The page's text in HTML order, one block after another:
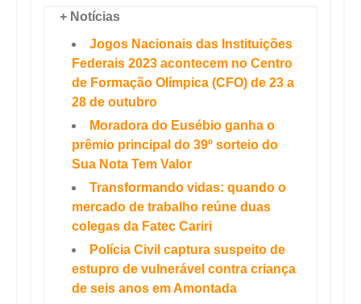
+ Notícias
Jogos Nacionais das Instituições
Federais 2023 acontecem no Centro
de Formação Olímpica (CFO) de 23 a
28 de outubro
Moradora do Eusébio ganha o
prêmio principal do 39º sorteio do
Sua Nota Tem Valor
Transformando vidas: quando o
mercado de trabalho reúne duas
colegas da Fatec Cariri
Polícia Civil captura suspeito de
estupro de vulnerável contra criança
de seis anos em Amontada